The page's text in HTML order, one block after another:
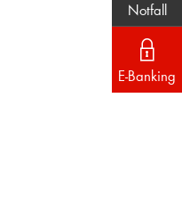
Notfall
E-Banking